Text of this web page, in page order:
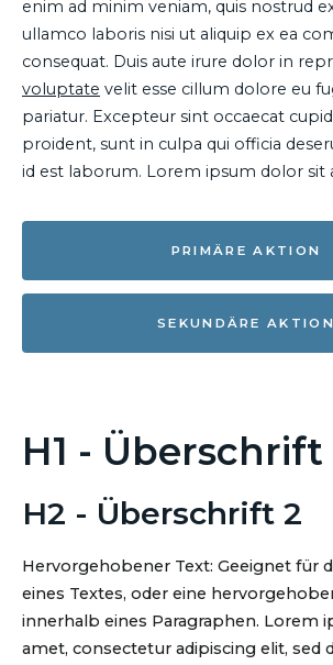
enim ad minim veniam, quis nostrud
ullamco laboris nisi ut aliquip ex ea
consequat. Duis aute irure dolor in
voluptate velit esse cillum dolore eu
pariatur. Excepteur sint occaecat
proident, sunt in culpa qui officia
id est laborum. Lorem ipsum dolor sit
PRIMÄRE AKTION
SEKUNDÄRE AKTION
H1 - Überschrift
H2 - Überschrift 2
Hervorgehobener Text: Geeignet für
eines Textes, oder eine
innerhalb eines Paragraphen. Lorem
amet, consectetur adipiscing elit, sed